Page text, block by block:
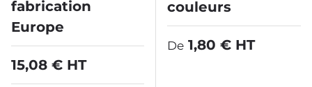
fabrication
Europe
Prix habituel
15,08 € HT
couleurs
Prix habituel
De 1,80 € HT